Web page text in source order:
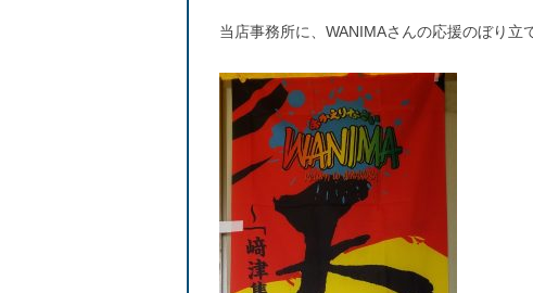
当店事務所に、WANIMAさんの応援のぼり立